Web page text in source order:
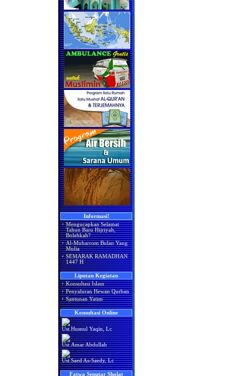
Informasi!
· Mengucapkan Selamat
Tahun Baru Hijriyah,
Bolehkah?
· Al-Muharrom Bulan Yang
Mulia
· SEMARAK RAMADHAN
1447 H
Liputan Kegiatan
· Konsultasi Islam
· Penyaluran Hewan Qurban
· Santunan Yatim
Konsultasi Online
Ust.Husnul Yaqin, Lc
Ust.Amar Abdullah
Ust.Saed As-Saedy, Lc
Fatwa Seputar Sholat